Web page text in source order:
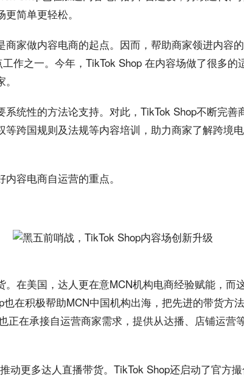
简单更轻松。
家做内容电商的起点。因而，帮助商家领进内容
作之一。今年，TikTok Shop 在内容场做了很多
系统性的方法论支持。对此，TikTok Shop不断完
等跨国规则及法规等内容培训，助力商家了解跨境
容电商自运营的重点。
在美国，达人更在意MCN机构电商经验赋能，而
也在积极帮助MCN中国机构出海，把先进的带货方
正在承接自运营商家需求，提供从达播、店铺运营
推动更多达人直播带货。TikTok Shop还启动了官方